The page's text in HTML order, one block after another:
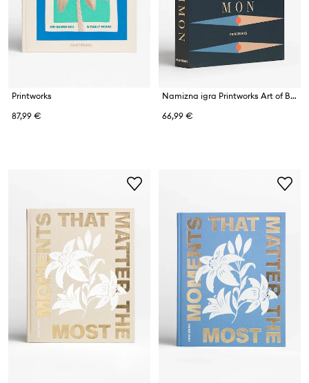
Printworks
87,99 €
Namizna igra Printworks Art of Backgammon 30,5 x 22 cm
66,99 €